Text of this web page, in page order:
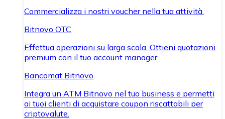
Commercializza i nostri voucher nella tua attività.
Bitnovo OTC
Effettua operazioni su larga scala. Ottieni quotazioni
premium con il tuo account manager.
Bancomat Bitnovo
Integra un ATM Bitnovo nel tuo business e permetti
ai tuoi clienti di acquistare coupon riscattabili per
criptovalute.